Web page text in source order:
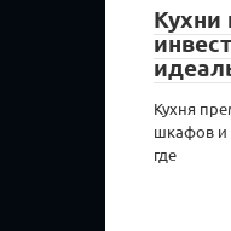
Кухни
Кухня
шкафов и
где